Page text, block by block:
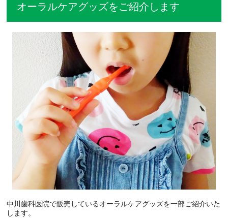
オーラルケアグッズをご紹介します
中川歯科医院で販売しているオーラルケアグッズを一部ご紹介いた
します。